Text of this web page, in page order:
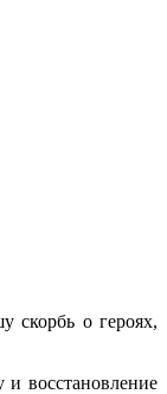
скорбь о героях,
восстановление